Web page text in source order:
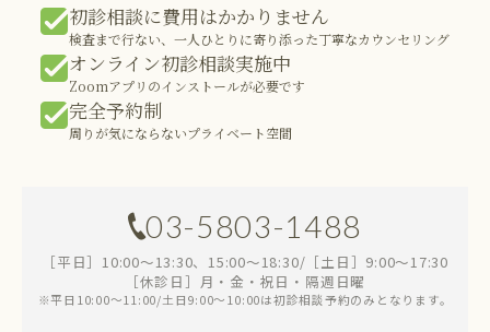
初診相談に費用はかかりません
検査まで行ない、一人ひとりに寄り添った丁寧なカウンセリング
オンライン初診相談実施中
Zoomアプリのインストールが必要です
完全予約制
周りが気にならないプライベート空間
03-5803-1488
［平日］10:00～13:30、15:00～18:30/［土日］9:00～17:30
［休診日］月・金・祝日・隔週日曜
※平日10:00～11:00/土日9:00～10:00は初診相談予約のみとなります。